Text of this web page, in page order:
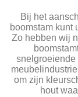
Bij het
boomstam kunt
Zo hebben wij
snelgroeiende
om zijn
hout